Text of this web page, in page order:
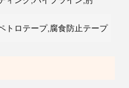
トロテープ,腐食防止テープ